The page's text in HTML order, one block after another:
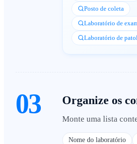
Posto de coleta
Laboratório de
Laboratório de
03 Organize os
Monte uma lista
Nome do laboratório